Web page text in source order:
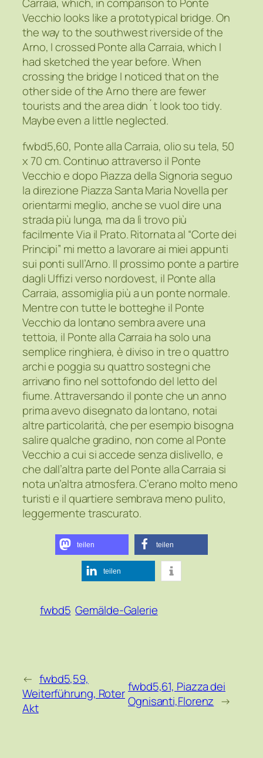
Carraia, which, in comparison to Ponte
Vecchio looks like a prototypical bridge. On
the way to the southwest riverside of the
Arno, I crossed Ponte alla Carraia, which I
had sketched the year before. When
crossing the bridge I noticed that on the
other side of the Arno there are fewer
tourists and the area didn´t look too tidy.
Maybe even a little neglected.
fwbd5,60, Ponte alla Carraia, olio su tela, 50
x 70 cm. Continuo attraverso il Ponte
Vecchio e dopo Piazza della Signoria seguo
la direzione Piazza Santa Maria Novella per
orientarmi meglio, anche se vuol dire una
strada più lunga, ma da lì trovo più
facilmente Via il Prato. Ritornata al “Corte dei
Principi” mi metto a lavorare ai miei appunti
sui ponti sull’Arno. Il prossimo ponte a partire
dagli Uffizi verso nordovest, il Ponte alla
Carraia, assomiglia più a un ponte normale.
Mentre con tutte le botteghe il Ponte
Vecchio da lontano sembra avere una
tettoia, il Ponte alla Carraia ha solo una
semplice ringhiera, è diviso in tre o quattro
archi e poggia su quattro sostegni che
arrivano fino nel sottofondo del letto del
fiume. Attraversando il ponte che un anno
prima avevo disegnato da lontano, notai
altre particolarità, che per esempio bisogna
salire qualche gradino, non come al Ponte
Vecchio a cui si accede senza dislivello, e
che dall’altra parte del Ponte alla Carraia si
nota un’altra atmosfera. C’erano molto meno
turisti e il quartiere sembrava meno pulito,
leggermente trascurato.
teilen teilen
teilen
fwbd5 Gemälde-Galerie
← fwbd5,59,
Weiterführung, Roter
Akt
fwbd5,61, Piazza dei
Ognisanti,Florenz →